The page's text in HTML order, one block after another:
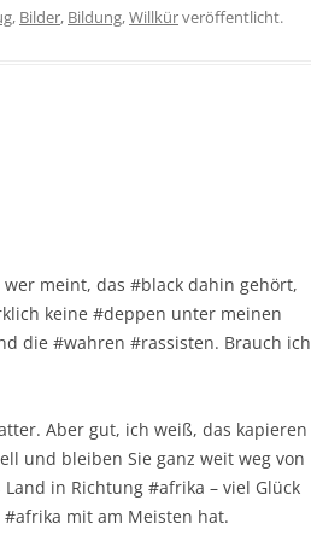
, Bilder, Bildung,Willkürveröffentlicht.
meint, das #black dahin gehört,
keine #deppen unter meinen
die #wahren #rassisten. Brauch ich
Aber gut, ich weiß, das kapieren
und bleiben Sie ganz weit weg von
in Richtung #afrika – viel Glück
mit am Meisten hat.